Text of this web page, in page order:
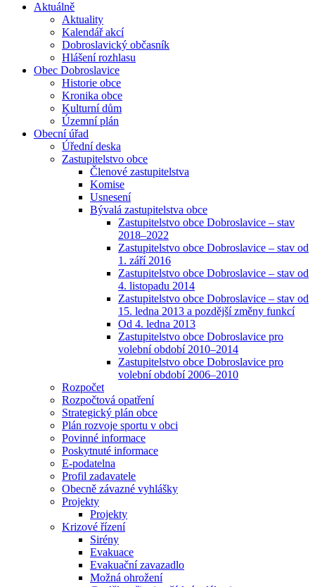
Aktuálně
Aktuality
Kalendář akcí
Dobroslavický občasník
Hlášení rozhlasu
Obec Dobroslavice
Historie obce
Kronika obce
Kulturní dům
Územní plán
Obecní úřad
Úřední deska
Zastupitelstvo obce
Členové zastupitelstva
Komise
Usnesení
Bývalá zastupitelstva obce
Zastupitelstvo obce Dobroslavice – stav
2018–2022
Zastupitelstvo obce Dobroslavice – stav od
1. září 2016
Zastupitelstvo obce Dobroslavice – stav od
4. listopadu 2014
Zastupitelstvo obce Dobroslavice – stav od
15. ledna 2013 a pozdější změny funkcí
Od 4. ledna 2013
Zastupitelstvo obce Dobroslavice pro
volební období 2010–2014
Zastupitelstvo obce Dobroslavice pro
volební období 2006–2010
Rozpočet
Rozpočtová opatření
Strategický plán obce
Plán rozvoje sportu v obci
Povinné informace
Poskytnuté informace
E-podatelna
Profil zadavatele
Obecně závazné vyhlášky
Projekty
Projekty
Krizové řízení
Sirény
Evakuace
Evakuační zavazadlo
Možná ohrožení